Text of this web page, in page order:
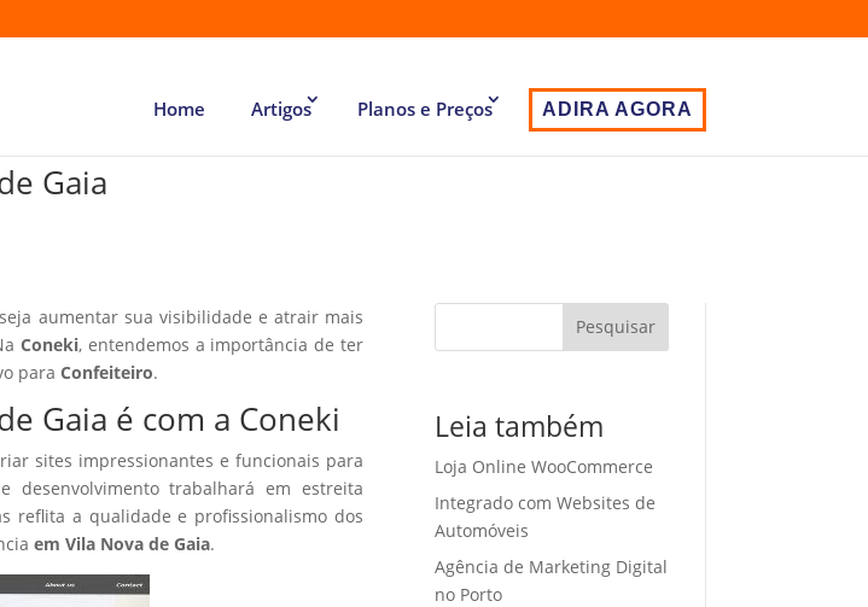
Home Artigos Planos e Preços ADIRA AGORA
Gaia
aumentar sua visibilidade e atrair mais
Coneki, entendemos a importância de ter
paraConfeiteiro.
Gaia é com a Coneki
sites impressionantes e funcionais para
desenvolvimento trabalhará em estreita
reflita a qualidade e profissionalismo dos
em Vila Nova de Gaia.
Pesquisar
Leia também
Loja Online WooCommerce
Integrado com Websites de
Automóveis
Agência de Marketing Digital
no Porto